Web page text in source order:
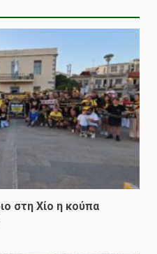
στη Χίο η κούπα